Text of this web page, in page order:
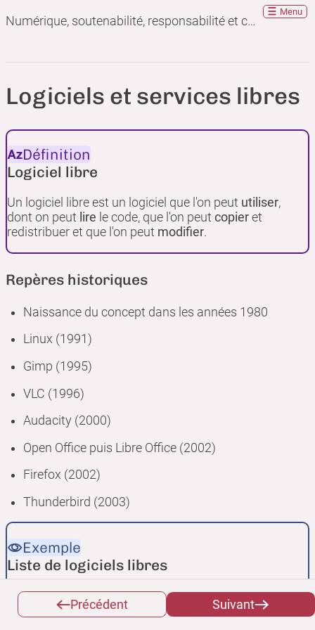
Numérique, soutenabilité, responsabilité et convivialité : que peuvent apporter les communs ?
Menu
Logiciels et services libres
Définition
Logiciel libre
Un logiciel libre est un logiciel que l'on peut utiliser,
dont on peut lire le code, que l'on peut copier et
redistribuer et que l'on peut modifier.
Repères historiques
Naissance du concept dans les années 1980
Linux (1991)
Gimp (1995)
VLC (1996)
Audacity (2000)
Open Office puis Libre Office (2002)
Firefox (2002)
Thunderbird (2003)
Exemple
Liste de logiciels libres
framalibre.org
Précédent Suivant